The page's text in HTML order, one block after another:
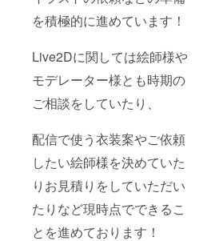
を積極的に進めています！
Live2Dに関しては絵師様や
モデレーター様とも時期の
ご相談をしていたり、
配信で使う衣装案やご依頼
したい絵師様を決めていた
りお見積りをしていただい
たりなど現時点でできるこ
とを進めております！